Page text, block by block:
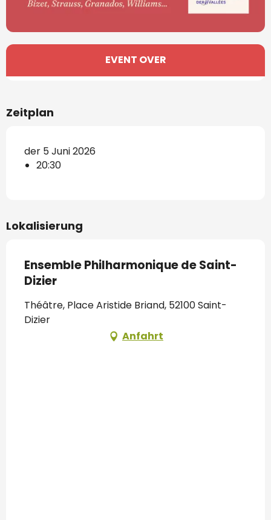
Öffnungszeiten & Kontaktdaten
EVENT OVER
Zeitplan
der 5 Juni 2026
20:30
Lokalisierung
Ensemble Philharmonique de Saint-
Dizier
Théâtre, Place Aristide Briand, 52100 Saint-
Dizier
Anfahrt